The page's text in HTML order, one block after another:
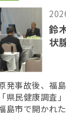
鈴
状
発事故後、福
県民健康調査
島市で開かれ
れてから初の